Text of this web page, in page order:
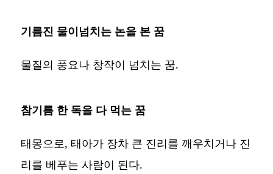
기름진 물이넘치는 논을 본 꿈
물질의 풍요나 창작이 넘치는 꿈.
참기름 한 독을 다 먹는 꿈
태몽으로, 태아가 장차 큰 진리를 깨우치거나 진
리를 베푸는 사람이 된다.